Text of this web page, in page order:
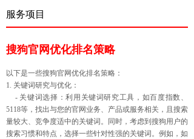
服务项目
搜狗官网优化排名策略
以下是一些搜狗官网优化排名策略：
1. 关键词研究与优化：
- 关键词选择：利用关键词研究工具，如百度指数、
5118等，找出与您的官网业务、产品或服务相关，且搜索
量较大、竞争度适中的关键词。同时，考虑到搜狗用户的
搜索习惯和特点，选择一些针对性强的关键词。例如，如